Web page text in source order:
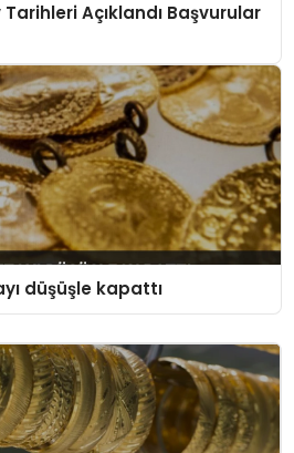
Tarihleri Açıklandı Başvurular
düşüşle kapattı